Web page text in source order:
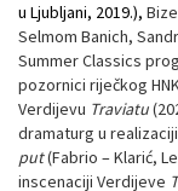
u Ljubljani, 2019.),
Selmom Banich,
Summer Classics
pozornici riječkog
Verdijevu Traviatu
dramaturg u
put(Fabrio – Klarić,
inscenaciji Verdijeve